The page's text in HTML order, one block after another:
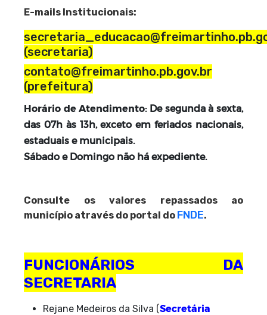
E-mails Institucionais:
(secretaria)
contato@freimartinho.pb.gov.br
(prefeitura)
Horário de Atendimento: De segunda à sexta,
das 07h às 13h, exceto em feriados nacionais,
estaduais e municipais.
Sábado e Domingo não há expediente.
Consulte os valores repassados ao
município através do portal do FNDE.
FUNCIONÁRIOS DA
SECRETARIA
Rejane Medeiros da Silva (Secretária